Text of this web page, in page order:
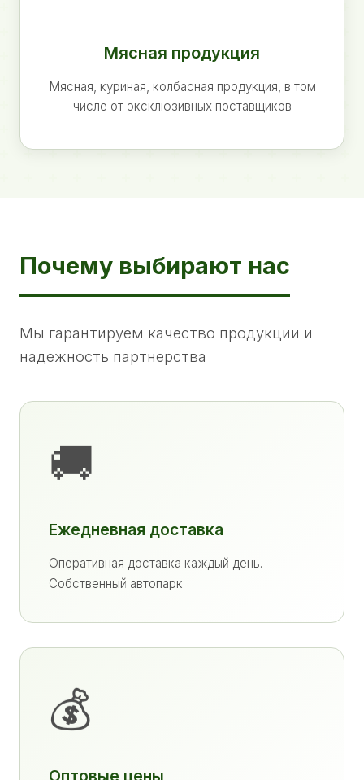
Мясная продукция
Мясная, куриная, колбасная продукция, в том
числе от эксклюзивных поставщиков
Почему выбирают нас
Мы гарантируем качество продукции и
надежность партнерства
🚚
Ежедневная доставка
Оперативная доставка каждый день.
Собственный автопарк
💰
Оптовые цены